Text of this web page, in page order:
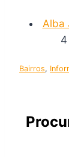
Alba
Bairros,